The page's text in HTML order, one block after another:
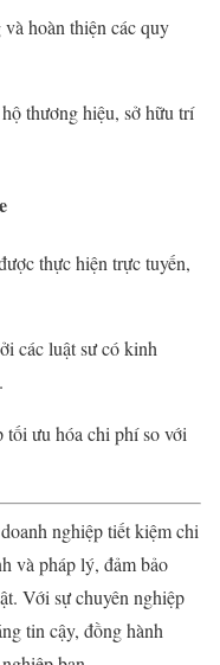
hoàn thiện các quy
thương hiệu, sở hữu trí
thực hiện trực tuyến,
các luật sư có kinh
ưu hóa chi phí so với
nghiệp tiết kiệm chi
và pháp lý, đảm bảo
Với sự chuyên nghiệp
tin cậy, đồng hành